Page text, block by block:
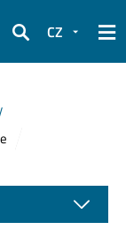
Hledat
CZ